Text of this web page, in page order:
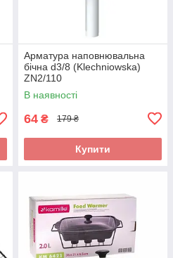
Арматура наповнювальна
бічна d3/8 (Klechniowska)
ZN2/110
В наявності
64 ₴ 179 ₴
Купити